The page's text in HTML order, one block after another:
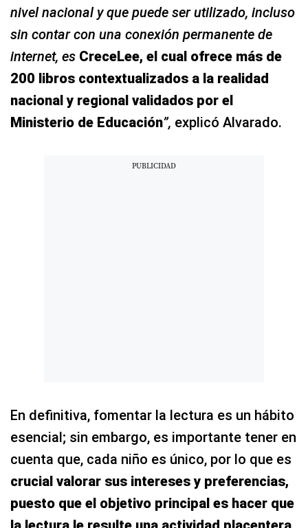
nivel nacional y que puede ser utilizado, incluso
sin contar con una conexión permanente de
internet, es CreceLee, el cual ofrece más de
200 libros contextualizados a la realidad
nacional y regional validados por el
Ministerio de Educación”, explicó Alvarado.
En definitiva, fomentar la lectura es un hábito
esencial; sin embargo, es importante tener en
cuenta que, cada niño es único, por lo que es
crucial valorar sus intereses y preferencias,
puesto que el objetivo principal es hacer que